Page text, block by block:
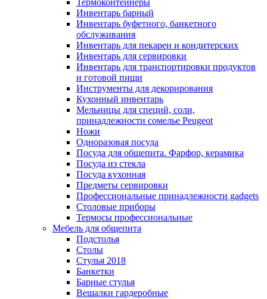
Термоконтейнеры
Инвентарь барный
Инвентарь буфетного, банкетного
обслуживания
Инвентарь для пекарен и кондитерских
Инвентарь для сервировки
Инвентарь для транспортировки продуктов
и готовой пищи
Инструменты для декорирования
Кухонный инвентарь
Мельницы для специй, соли,
принадлежности сомелье Peugeot
Ножи
Одноразовая посуда
Посуда для общепита. Фарфор, керамика
Посуда из стекла
Посуда кухонная
Предметы сервировки
Профессиональные принадлежности gadgets
Столовые приборы
Термосы профессиональные
Мебель для общепита
Подстолья
Столы
Стулья 2018
Банкетки
Барные стулья
Вешалки гардеробные